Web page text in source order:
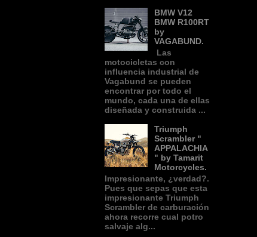
BMW V12
BMW R100RT
by
VAGABUND.
Las
motocicletas con
influencia industrial de
Vagabund se pueden
encontrar por todo el
mundo, cada una de ellas
diseñada y construida ...
Triumph
Scrambler "
APPALACHIA
" by Tamarit
Motorcycles.
Impresionante, ¿verdad?.
Pues que sepas que esta
impresionante Triumph
Scrambler de carburación
ahora recorre cual potro
salvaje alg...